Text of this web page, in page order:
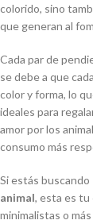
colorido, sino
que generan al
Cada par de
se debe a que
color y forma, lo
ideales para
amor por los
consumo más
Si estás buscando
animal, esta es tu
minimalistas o